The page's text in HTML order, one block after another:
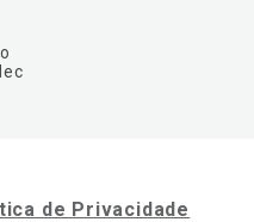
de Privacidade